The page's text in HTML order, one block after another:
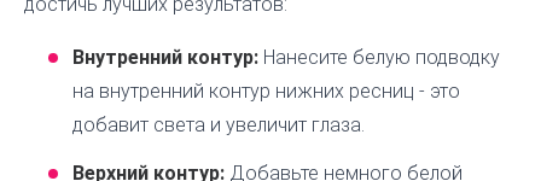
Внутренний контур: Нанесите белую подводку
на внутренний контур нижних ресниц - это
добавит света и увеличит глаза.
Верхний контур: Добавьте немного белой